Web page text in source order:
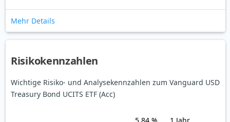
Mehr Details
Risikokennzahlen
Wichtige Risiko- und Analysekennzahlen zum Vanguard USD
Treasury Bond UCITS ETF (Acc)